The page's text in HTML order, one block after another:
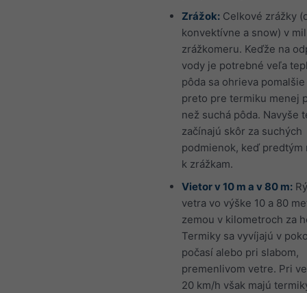
Zrážok: Celkové zrážky
konvektívne a snow) v
zrážkomeru. Keďže na
vody je potrebné veľa
pôda sa ohrieva pomalšie
preto pre termiku menej
než suchá pôda. Navyše
začínajú skôr za suchých
podmienok, keď predtým
k zrážkam.
Vietor v 10 m a v 80 m:
vetra vo výške 10 a 80
zemou v kilometroch za
Termiky sa vyvíjajú v
počasí alebo pri slabom,
premenlivom vetre. Pri
20 km/h však majú